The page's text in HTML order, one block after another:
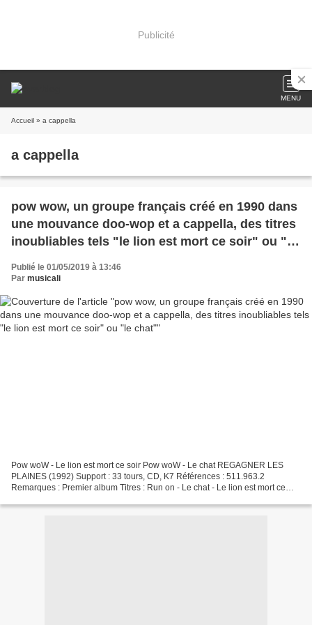
Publicité
MENU
Accueil » a cappella
a cappella
pow wow, un groupe français créé en 1990 dans
une mouvance doo-wop et a cappella, des titres
inoubliables tels "le lion est mort ce soir" ou "le
chat"
Publié le 01/05/2019 à 13:46
Par musicali
Pow woW - Le lion est mort ce soir Pow woW - Le chat REGAGNER LES
PLAINES (1992) Support : 33 tours, CD, K7 Références : 511.963.2
Remarques : Premier album Titres : Run on - Le chat - Le lion est mort ce